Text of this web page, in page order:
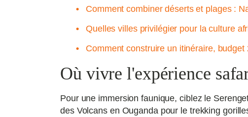
Comment combiner déserts et plages :
Quelles villes privilégier pour la culture
Comment construire un itinéraire,
Où vivre l'expérience
Pour une immersion faunique, ciblez le
des Volcans en Ouganda pour le trekking